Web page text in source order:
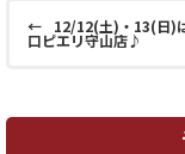
← 12/12(土)・13(日)
口ピエリ守山店♪